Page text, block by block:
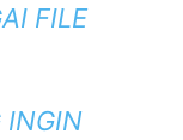
FILE
INGIN